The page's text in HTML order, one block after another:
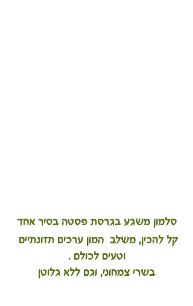
סלמון משגע בגרסת פסטה בסיר אחד
קל להכין, משלב  המון ערכים תזונתיים
וטעים לכולם .
בשרי צמחוני, וגם ללא גלוטן